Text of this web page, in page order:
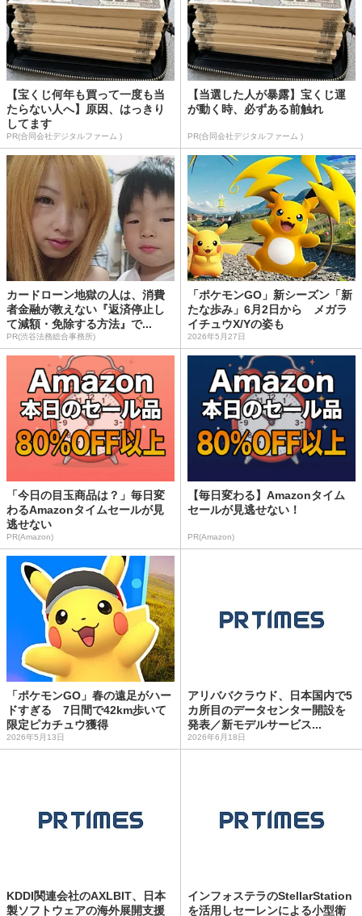
【宝くじ何年も買って一度も当
たらない人へ】原因、はっきり
してます
PR(合同会社デジタルファーム )
【当選した人が暴露】宝くじ運
が動く時、必ずある前触れ
PR(合同会社デジタルファーム )
カードローン地獄の人は、消費
者金融が教えない『返済停止し
て減額・免除する方法』で...
PR(渋谷法務総合事務所)
「ポケモンGO」新シーズン「新
たな歩み」6月2日から メガラ
イチュウX/Yの姿も
2026年5月27日
「今日の目玉商品は？」毎日変
わるAmazonタイムセールが見
逃せない
PR(Amazon)
【毎日変わる】Amazonタイム
セールが見逃せない！
PR(Amazon)
「ポケモンGO」春の遠足がハー
ドすぎる 7日間で42km歩いて
限定ピカチュウ獲得
2026年5月13日
アリババクラウド、日本国内で5
カ所目のデータセンター開設を
発表／新モデルサービス...
2026年6月18日
KDDI関連会社のAXLBIT、日本
製ソフトウェアの海外展開支援
インフォステラのStellarStation
を活用しセーレンによる小型衛